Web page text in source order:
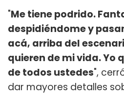
"Me tiene podrido.
despidiéndome y
acá, arriba del
quieren de mi vida. Yo
de todos ustedes",
dar mayores detalles